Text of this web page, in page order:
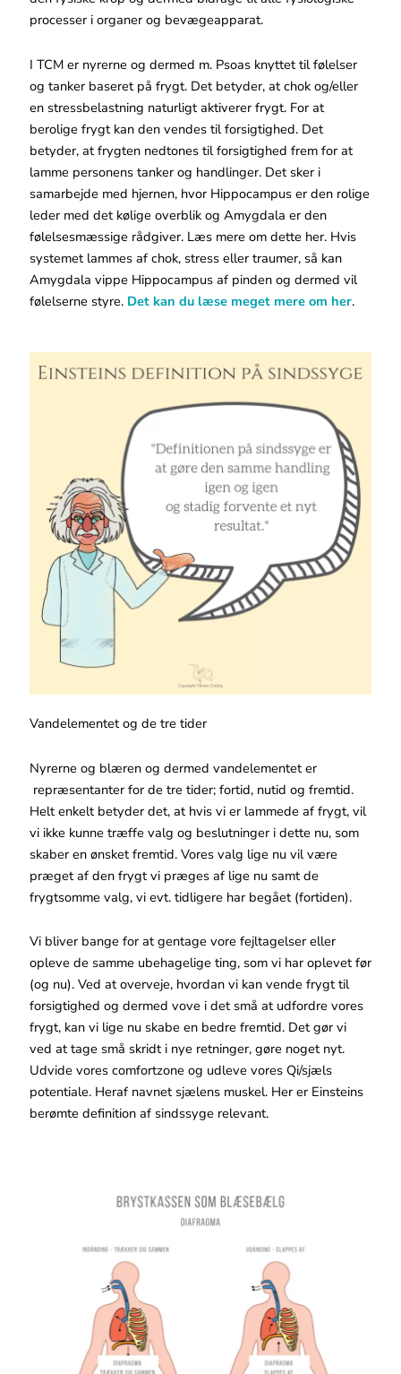
processer i organer og bevægeapparat.
I TCM er nyrerne og dermed m. Psoas knyttet til følelser
og tanker baseret på frygt. Det betyder, at chok og/eller
en stressbelastning naturligt aktiverer frygt. For at
berolige frygt kan den vendes til forsigtighed. Det
betyder, at frygten nedtones til forsigtighed frem for at
lamme personens tanker og handlinger. Det sker i
samarbejde med hjernen, hvor Hippocampus er den rolige
leder med det kølige overblik og Amygdala er den
følelsesmæssige rådgiver. Læs mere om dette her. Hvis
systemet lammes af chok, stress eller traumer, så kan
Amygdala vippe Hippocampus af pinden og dermed vil
følelserne styre. Det kan du læse meget mere om her.
Vandelementet og de tre tider
Nyrerne og blæren og dermed vandelementet er
repræsentanter for de tre tider; fortid, nutid og fremtid.
Helt enkelt betyder det, at hvis vi er lammede af frygt, vil
vi ikke kunne træffe valg og beslutninger i dette nu, som
skaber en ønsket fremtid. Vores valg lige nu vil være
præget af den frygt vi præges af lige nu samt de
frygtsomme valg, vi evt. tidligere har begået (fortiden).
Vi bliver bange for at gentage vore fejltagelser eller
opleve de samme ubehagelige ting, som vi har oplevet før
(og nu). Ved at overveje, hvordan vi kan vende frygt til
forsigtighed og dermed vove i det små at udfordre vores
frygt, kan vi lige nu skabe en bedre fremtid. Det gør vi
ved at tage små skridt i nye retninger, gøre noget nyt.
Udvide vores comfortzone og udleve vores Qi/sjæls
potentiale. Heraf navnet sjælens muskel. Her er Einsteins
berømte definition af sindssyge relevant.